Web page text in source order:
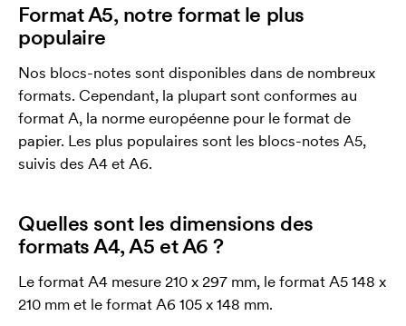
Format A5, notre format le plus
populaire
Nos blocs-notes sont disponibles dans de nombreux
formats. Cependant, la plupart sont conformes au
format A, la norme européenne pour le format de
papier. Les plus populaires sont les blocs-notes A5,
suivis des A4 et A6.
Quelles sont les dimensions des
formats A4, A5 et A6 ?
Le format A4 mesure 210 x 297 mm, le format A5 148 x
210 mm et le format A6 105 x 148 mm.